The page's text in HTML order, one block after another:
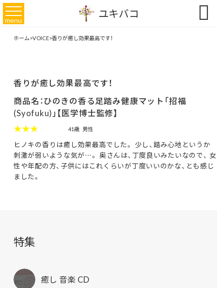
ユキバコ
menu 
ホーム>VOICE>香りが癒し効果最高です！
香りが癒し効果最高です！
商品名：ひのきの香る足踏み健康マット「招福
(Syofuku)」【医学博士監修】
★★★
41歳 男性
ヒノキの香りは癒し効果最高でした。 少し、踏み心地というか
刺激が弱いような気が…。 奥さんは、丁度良いみたいなので、 女
性や年配の方、子供にはこれくらいが丁度いいのかな、とも感じ
ました。
特集
癒し 音楽 CD